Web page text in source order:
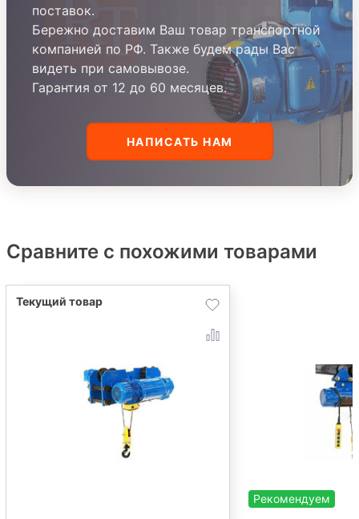
поставок.
Бережно доставим Ваш товар транспортной
компанией по РФ. Также будем рады Вас
видеть при самовывозе.
Гарантия от 12 до 60 месяцев.
НАПИСАТЬ НАМ
Сравните с похожими товарами
Рекомендуем